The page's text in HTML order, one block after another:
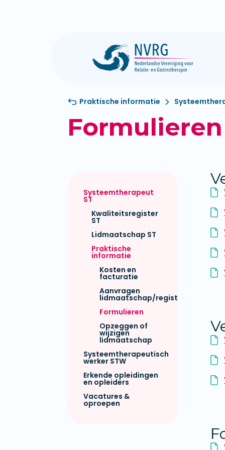
Praktische informatie
Formulieren
Systeemtherapeut
ST
Kwaliteitsregister
ST
Lidmaatschap ST
Praktische
informatie
Kosten en
facturatie
Aanvragen
lidmaatschap/registratie
Formulieren
Opzeggen of
wijzigen
lidmaatschap
Systeemtherapeutisch
werker STW
Erkende opleidingen
en opleiders
Vacatures &
oproepen